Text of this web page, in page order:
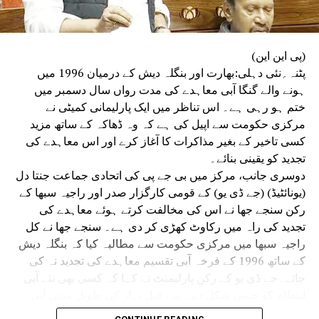
RELATED TOPICS:
DR. NALINI MISHRA
SKILLS
KHWAJA MOINUDDIN CHISHTI LANGUAGE UNIVERSITY
LUCKNOW NEWS
علما کانپور کا ایس آئی آر کولیکر بیداری مہم چلانے
DON'T MISS
آج ثقافتی تنوع کی حقیقت پر غور کرنے کی ضرورت :
پروفیسر ہیم لتا مہیشور
(پی این این)
پٹنہ؍نئی دہلی:بھارت اور بنگلہ دیش کے درمیان 1996 میں
ہونے والے گنگا آبی معاہدے کی مدت رواں سال دسمبر میں
ختم ہو رہی ہے۔ اس تناظر میں ایک پارلیمانی کمیٹی نے
مرکزی حکومت سے اپیل کی ہے کہ وہ ڈھاکہ کے ساتھ مزید
کسی تاخیر کے بغیر مذاکرات کا آغاز کرے اور اس معاہدے کی
تجدید کو یقینی بنائے۔
دوسری جانب، مرکز میں بی جے پی کی اتحادی جماعت جنتا دل
(یونائٹیڈ) (جے ڈی یو) کے قومی کارگزار صدر اور راجیہ سبھا کے
رکن سنجے جھا نے اس کی مخالفت کرتے ہوئے معاہدے کی
تجدید کی راہ میں رکاوٹ کھڑی کر دی ہے۔ سنجے جھا نے کل
راجیہ سبھا میں مرکزی حکومت سے مطالبہ کیا کہ بنگلہ دیش
کے ساتھ 1996 کے فرخہ آبی تقسیم معاہدے کی تجدید نہ کی
سلامتی اور ترقیاتی ضروریات کا سنجیدگی سے جائزہ لیا جانا